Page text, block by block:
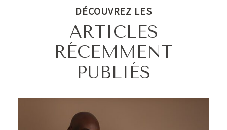
DÉCOUVREZ LES
ARTICLES
RÉCEMMENT
PUBLIÉS